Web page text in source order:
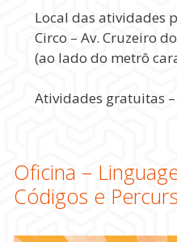
Local das atividades
Circo – Av. Cruzeiro
(ao lado do metrô
Atividades gratuitas
Oficina –
Códigos e